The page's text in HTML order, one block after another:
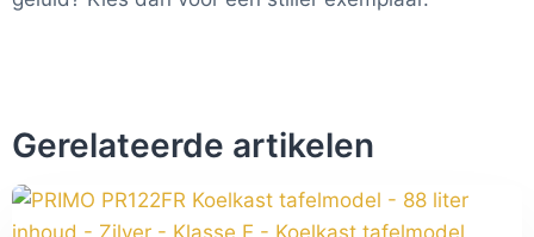
Gerelateerde artikelen